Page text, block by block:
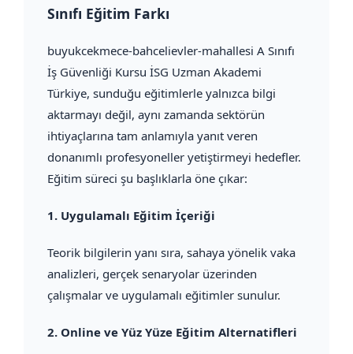
Sınıfı Eğitim Farkı
buyukcekmece-bahcelievler-mahallesi A Sınıfı
İş Güvenliği Kursu İSG Uzman Akademi
Türkiye, sunduğu eğitimlerle yalnızca bilgi
aktarmayı değil, aynı zamanda sektörün
ihtiyaçlarına tam anlamıyla yanıt veren
donanımlı profesyoneller yetiştirmeyi hedefler.
Eğitim süreci şu başlıklarla öne çıkar:
1. Uygulamalı Eğitim İçeriği
Teorik bilgilerin yanı sıra, sahaya yönelik vaka
analizleri, gerçek senaryolar üzerinden
çalışmalar ve uygulamalı eğitimler sunulur.
2. Online ve Yüz Yüze Eğitim Alternatifleri